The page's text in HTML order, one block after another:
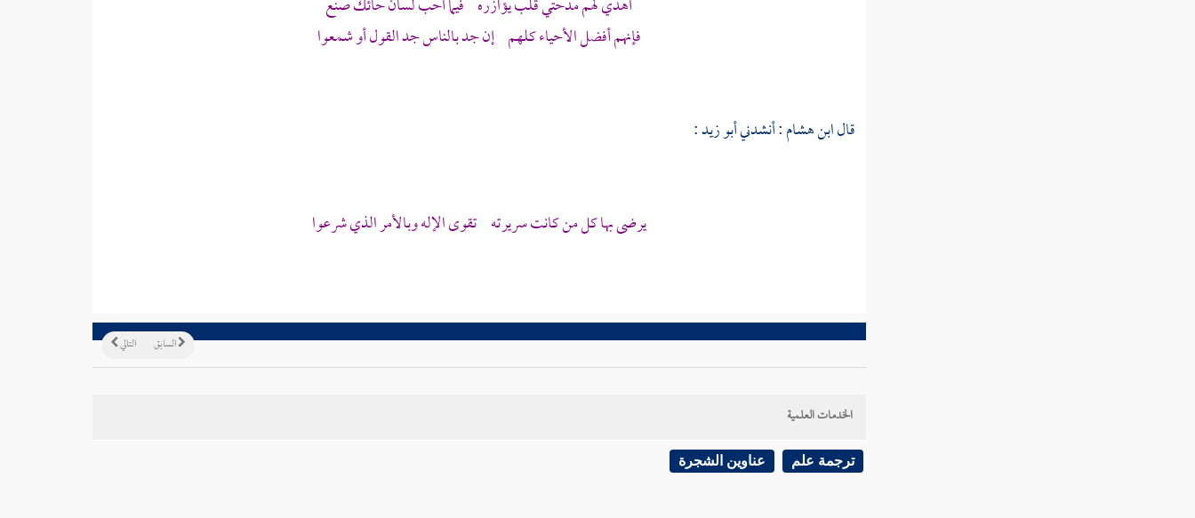
أهدي لهم مدحتي قلب يؤازره فيما أحب لسان حائك صنع
فإنهم أفضل الأحياء كلهم إن جد بالناس جد القول أو شمعوا
قالابن هشام: أنشدنيأبو زيد:
يرضى بها كل من كانت سريرته تقوى الإله وبالأمر الذي شرعوا
التالي السابق
الخدمات العلمية
ترجمة علم عناوين الشجرة